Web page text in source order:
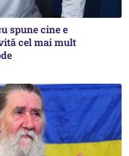
spune cine e
cel mai mult